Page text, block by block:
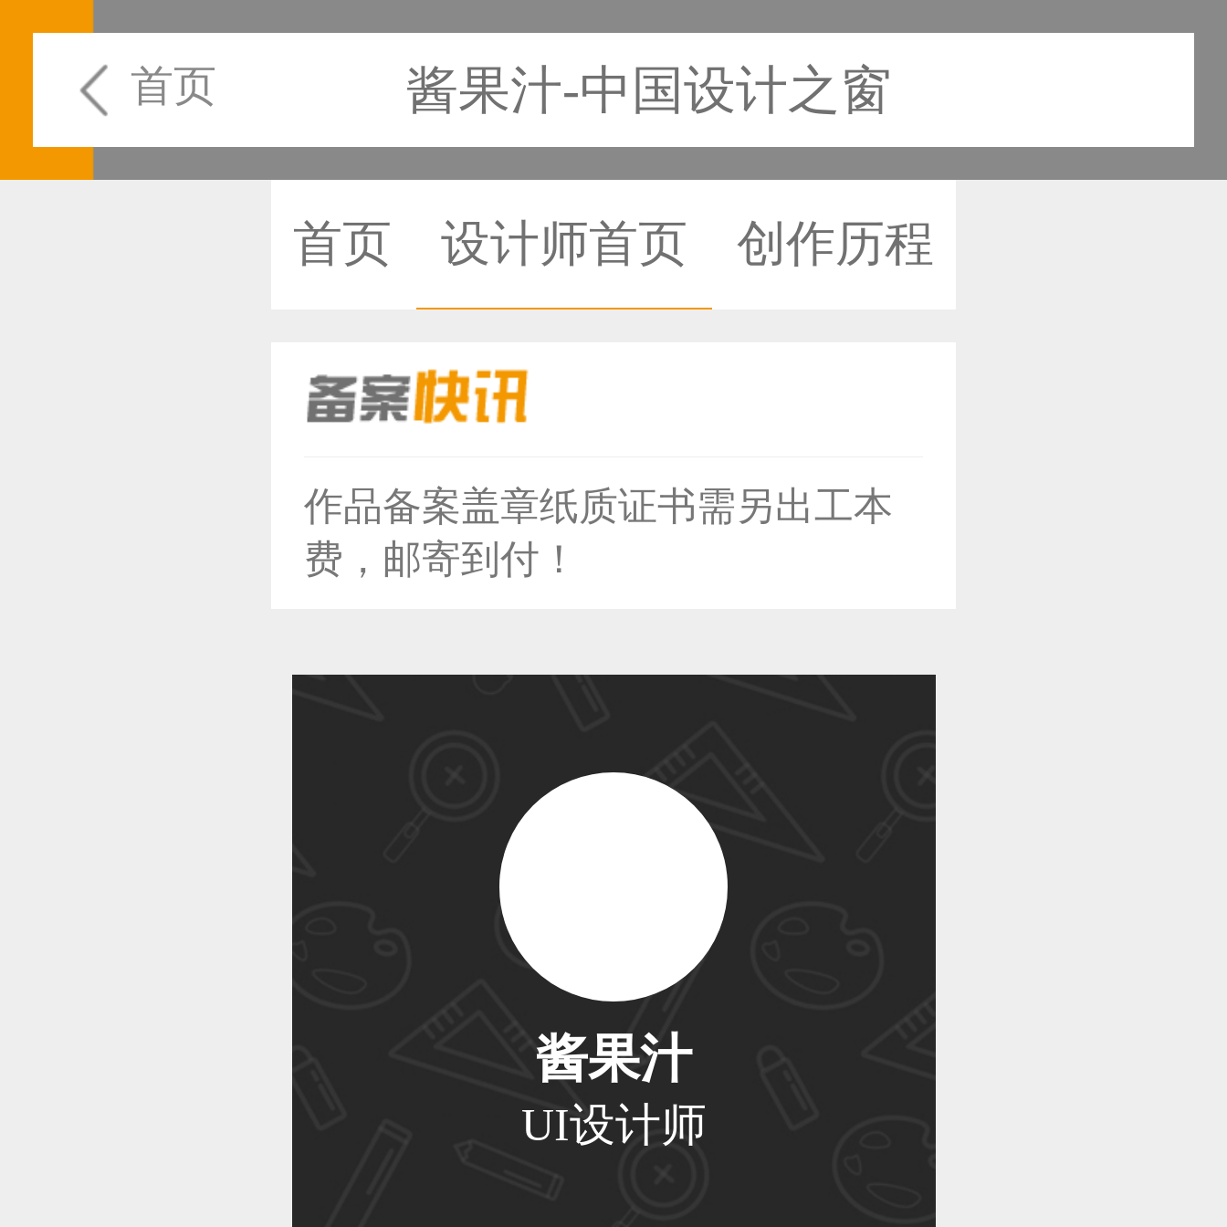
首页 酱果汁-中国设计之窗
首页 设计师首页 创作历程
恭喜159****4930用户作品已成功备案！
恭喜159****4201用户作品已成功备案！
恭喜133****6466用户作品已成功备案！
恭喜131****1475用户作品已成功备案！
恭喜133****8874用户作品已成功备案！
作品备案盖章纸质证书需另出工本
费，邮寄到付！
酱果汁
UI设计师